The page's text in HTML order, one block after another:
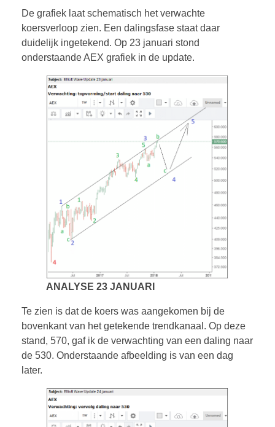
De grafiek laat schematisch het verwachte
koersverloop zien. Een dalingsfase staat daar
duidelijk ingetekend. Op 23 januari stond
onderstaande AEX grafiek in de update.
ANALYSE 23 JANUARI
Te zien is dat de koers was aangekomen bij de
bovenkant van het getekende trendkanaal. Op deze
stand, 570, gaf ik de verwachting van een daling naar
de 530. Onderstaande afbeelding is van een dag
later.